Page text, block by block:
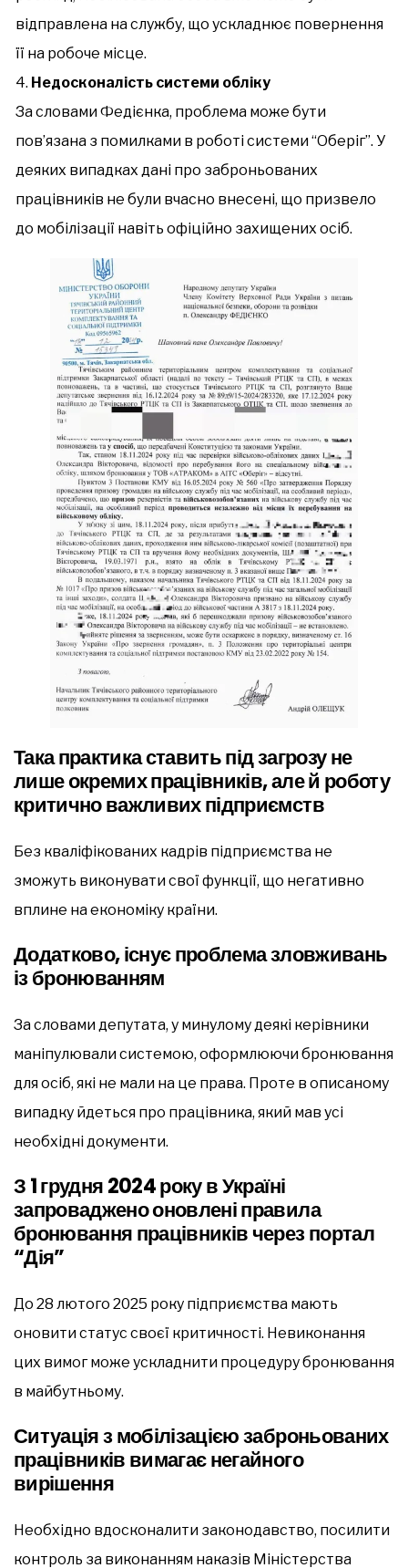
відправлена на службу, що ускладнює повернення
її на робоче місце.
Недосконалість системи обліку
За словами Федієнка, проблема може бути
пов’язана з помилками в роботі системи “Оберіг”. У
деяких випадках дані про заброньованих
працівників не були вчасно внесені, що призвело
до мобілізації навіть офіційно захищених осіб.
Така практика ставить під загрозу не
лише окремих працівників, але й роботу
критично важливих підприємств
Без кваліфікованих кадрів підприємства не
зможуть виконувати свої функції, що негативно
вплине на економіку країни.
Додатково, існує проблема зловживань
із бронюванням
За словами депутата, у минулому деякі керівники
маніпулювали системою, оформлюючи бронювання
для осіб, які не мали на це права. Проте в описаному
випадку йдеться про працівника, який мав усі
необхідні документи.
З 1 грудня 2024 року в Україні
запроваджено оновлені правила
бронювання працівників через портал
“Дія”
До 28 лютого 2025 року підприємства мають
оновити статус своєї критичності. Невиконання
цих вимог може ускладнити процедуру бронювання
в майбутньому.
Ситуація з мобілізацією заброньованих
працівників вимагає негайного
вирішення
Необхідно вдосконалити законодавство, посилити
контроль за виконанням наказів Міністерства